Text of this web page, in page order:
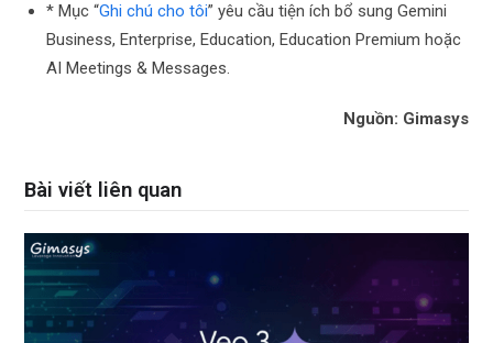
* Mục “Ghi chú cho tôi” yêu cầu tiện ích bổ sung Gemini
Business, Enterprise, Education, Education Premium hoặc
AI Meetings & Messages.
Nguồn: Gimasys
Bài viết liên quan